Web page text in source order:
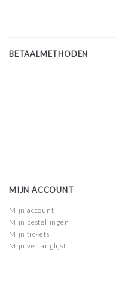
BETAALMETHODEN
MIJN ACCOUNT
Mijn account
Mijn bestellingen
Mijn tickets
Mijn verlanglijst